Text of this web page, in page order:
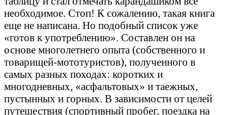
необходимое. Стоп! К сожалению, такая книга
еще не написана. Но подобный список уже
«готов к употреблению». Составлен он на
основе многолетнего опыта (собственного и
товарищей-мототуристов), полученного в
самых разных походах: коротких и
многодневных, «асфальтовых» и таежных,
пустынных и горных. В зависимости от целей
путешествия (спортивный пробег, поездка на